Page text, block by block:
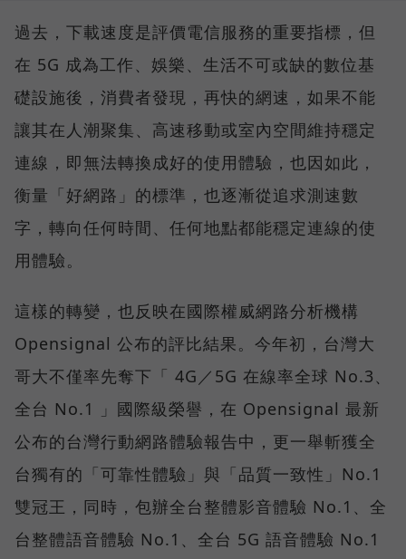
過去，下載速度是評價電信服務的重要指標，但
在 5G 成為工作、娛樂、生活不可或缺的數位基
礎設施後，消費者發現，再快的網速，如果不能
讓其在人潮聚集、高速移動或室內空間維持穩定
連線，即無法轉換成好的使用體驗，也因如此，
衡量「好網路」的標準，也逐漸從追求測速數
字，轉向任何時間、任何地點都能穩定連線的使
用體驗。
這樣的轉變，也反映在國際權威網路分析機構
Opensignal 公布的評比結果。今年初，台灣大
哥大不僅率先奪下「 4G／5G 在線率全球 No.3、
全台 No.1 」國際級榮譽，在 Opensignal 最新
公布的台灣行動網路體驗報告中，更一舉斬獲全
台獨有的「可靠性體驗」與「品質一致性」No.1
雙冠王，同時，包辦全台整體影音體驗 No.1、全
台整體語音體驗 No.1、全台 5G 語音體驗 No.1